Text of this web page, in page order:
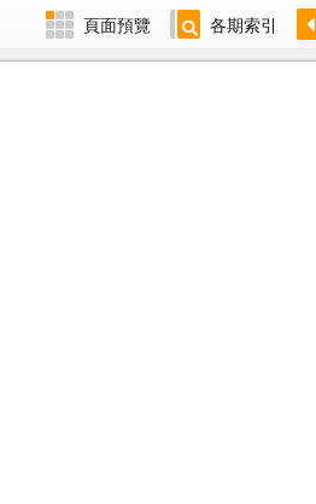
頁面預覽 各期索引